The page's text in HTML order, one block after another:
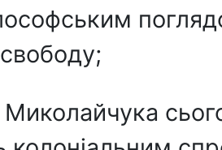
Миколайчука